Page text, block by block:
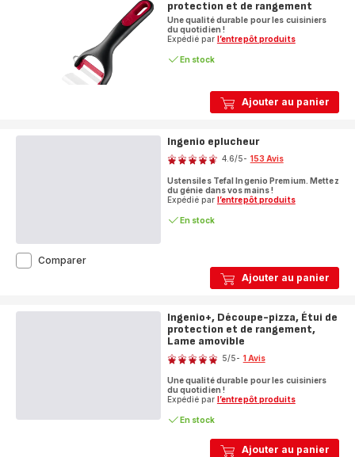
Ajouter au panier
protection et de rangement
Une qualité durable pour les cuisiniers
du quotidien !
Expédié par l’entrepôt produits
En stock
Ajouter au panier
Ingenio eplucheur
Note
4.6/5- 153 Avis
Ustensiles Tefal Ingenio Premium. Mettez
du génie dans vos mains !
Expédié par l’entrepôt produits
En stock
ComparerIngenio
Ajouter au panier
Ingenio+, Découpe-pizza, Étui de
protection et de rangement,
Lame amovible
Note
5
étoiles
(moyenne)
5/5- 1 Avis
Une qualité durable pour les cuisiniers
du quotidien !
Expédié par l’entrepôt produits
En stock